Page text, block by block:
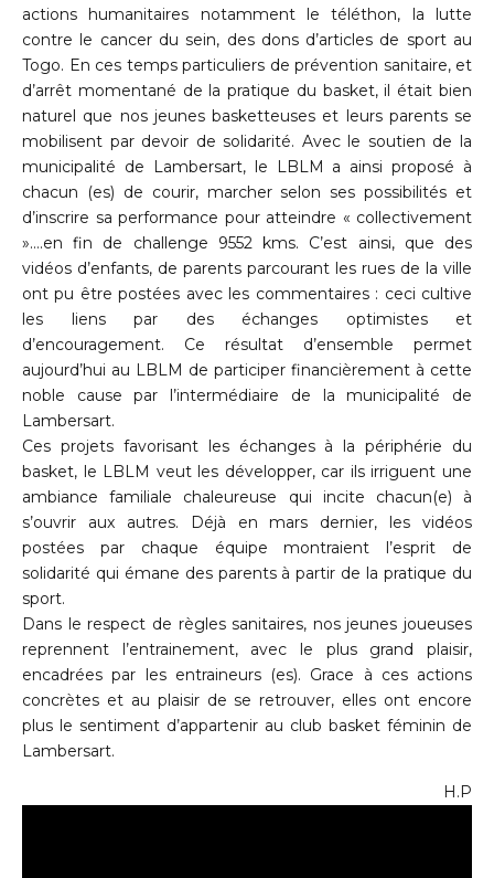
actions humanitaires notamment le téléthon, la lutte
contre le cancer du sein, des dons d’articles de sport au
Togo. En ces temps particuliers de prévention sanitaire, et
d’arrêt momentané de la pratique du basket, il était bien
naturel que nos jeunes basketteuses et leurs parents se
mobilisent par devoir de solidarité. Avec le soutien de la
municipalité de Lambersart, le LBLM a ainsi proposé à
chacun (es) de courir, marcher selon ses possibilités et
d’inscrire sa performance pour atteindre « collectivement
»….en fin de challenge 9552 kms. C’est ainsi, que des
vidéos d’enfants, de parents parcourant les rues de la ville
ont pu être postées avec les commentaires : ceci cultive
les liens par des échanges optimistes et
d’encouragement. Ce résultat d’ensemble permet
aujourd’hui au LBLM de participer financièrement à cette
noble cause par l’intermédiaire de la municipalité de
Lambersart.
Ces projets favorisant les échanges à la périphérie du
basket, le LBLM veut les développer, car ils irriguent une
ambiance familiale chaleureuse qui incite chacun(e) à
s’ouvrir aux autres. Déjà en mars dernier, les vidéos
postées par chaque équipe montraient l’esprit de
solidarité qui émane des parents à partir de la pratique du
sport.
Dans le respect de règles sanitaires, nos jeunes joueuses
reprennent l’entrainement, avec le plus grand plaisir,
encadrées par les entraineurs (es). Grace à ces actions
concrètes et au plaisir de se retrouver, elles ont encore
plus le sentiment d’appartenir au club basket féminin de
Lambersart.
H.P